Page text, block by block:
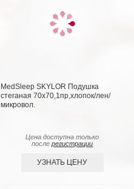
MedSleep SKYLOR Подушка
стеганая 70х70,1пр,хлопок/лен/
микровол.
Цена доступна только
послерегистрации
УЗНАТЬ ЦЕНУ